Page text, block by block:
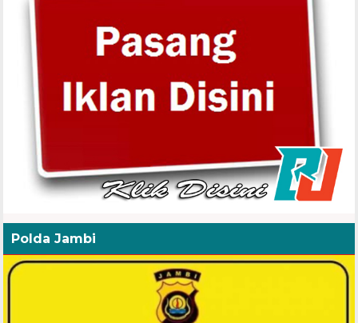
Polda Jambi